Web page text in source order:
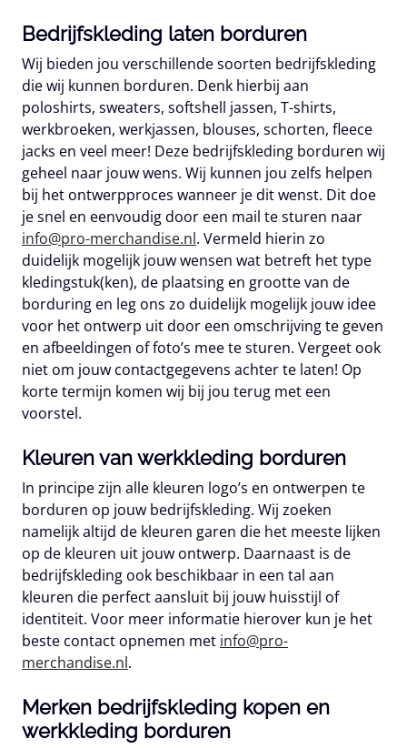
Bedrijfskleding laten borduren
Wij bieden jou verschillende soorten bedrijfskleding
die wij kunnen borduren. Denk hierbij aan
poloshirts, sweaters, softshell jassen, T-shirts,
werkbroeken, werkjassen, blouses, schorten, fleece
jacks en veel meer! Deze bedrijfskleding borduren wij
geheel naar jouw wens. Wij kunnen jou zelfs helpen
bij het ontwerpproces wanneer je dit wenst. Dit doe
je snel en eenvoudig door een mail te sturen naar
info@pro-merchandise.nl. Vermeld hierin zo
duidelijk mogelijk jouw wensen wat betreft het type
kledingstuk(ken), de plaatsing en grootte van de
borduring en leg ons zo duidelijk mogelijk jouw idee
voor het ontwerp uit door een omschrijving te geven
en afbeeldingen of foto’s mee te sturen. Vergeet ook
niet om jouw contactgegevens achter te laten! Op
korte termijn komen wij bij jou terug met een
voorstel.
Kleuren van werkkleding borduren
In principe zijn alle kleuren logo’s en ontwerpen te
borduren op jouw bedrijfskleding. Wij zoeken
namelijk altijd de kleuren garen die het meeste lijken
op de kleuren uit jouw ontwerp. Daarnaast is de
bedrijfskleding ook beschikbaar in een tal aan
kleuren die perfect aansluit bij jouw huisstijl of
identiteit. Voor meer informatie hierover kun je het
beste contact opnemen met info@pro-
merchandise.nl.
Merken bedrijfskleding kopen en
werkkleding borduren